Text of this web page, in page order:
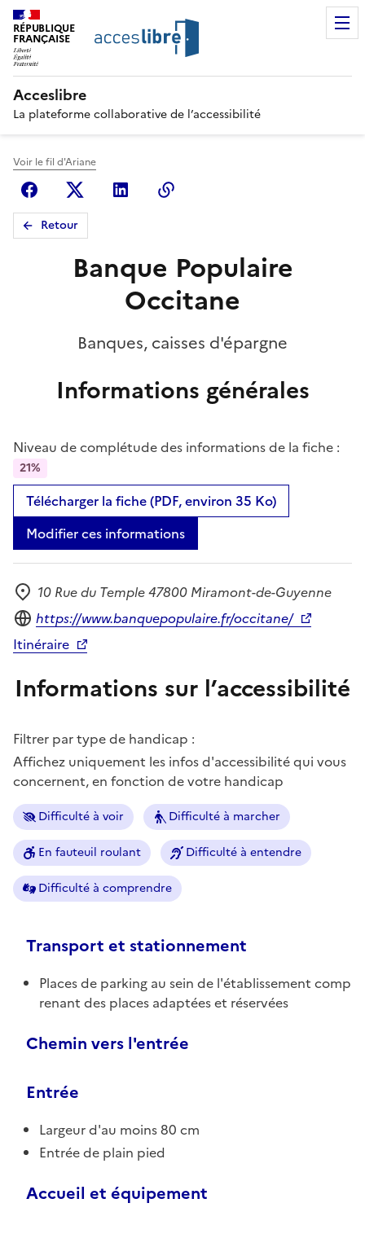
RÉPUBLIQUE
FRANÇAISE
Acceslibre
La plateforme collaborative de l’accessibilité
Voir le fil d'Ariane
FacebookX (anciennement Twitter)
Linkedin
Retour
Banque Populaire
Occitane
Banques, caisses d'épargne
Informations générales
Niveau de complétude des informations de la fiche :
21%
Télécharger la fiche (PDF, environ 35 Ko)
Modifier ces informations
Adresse
10 Rue du Temple 47800 Miramont-de-Guyenne
Site internet
https://www.banquepopulaire.fr/occitane/
Itinéraire
Informations sur l’accessibilité
Filtrer par type de handicap :
Affichez uniquement les infos d'accessibilité qui vous
concernent, en fonction de votre handicap
Difficulté à voir Difficulté à marcher
En fauteuil roulant Difficulté à entendre
Difficulté à comprendre
Transport et stationnement
Places de parking au sein de l'établissement comp
renant des places adaptées et réservées
Chemin vers l'entrée
Entrée
Largeur d'au moins 80 cm
Entrée de plain pied
Accueil et équipement